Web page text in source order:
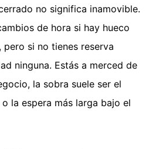
no significa inamovible.
de hora si hay hueco
si no tienes reserva
ninguna. Estás a merced de
la sobra suele ser el
la espera más larga bajo el